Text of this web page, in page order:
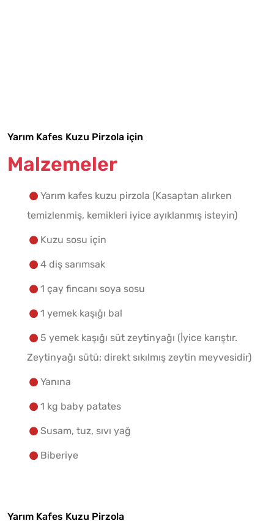
Yarım Kafes Kuzu Pirzola için
Malzemeler
Yarım kafes kuzu pirzola (Kasaptan alırken
temizlenmiş, kemikleri iyice ayıklanmış isteyin)
Kuzu sosu için
4 diş sarımsak
1 çay fincanı soya sosu
1 yemek kaşığı bal
5 yemek kaşığı süt zeytinyağı (İyice karıştır.
Zeytinyağı sütü; direkt sıkılmış zeytin meyvesidir)
Yanına
1 kg baby patates
Susam, tuz, sıvı yağ
Biberiye
Yarım Kafes Kuzu Pirzola